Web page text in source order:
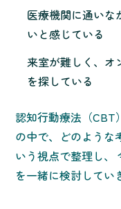
医療機関に通いな
いと感じている
来室が難しく、オ
を探している
認知行動療法（CBT
の中で、どのような
いう視点で整理し、
を一緒に検討してい